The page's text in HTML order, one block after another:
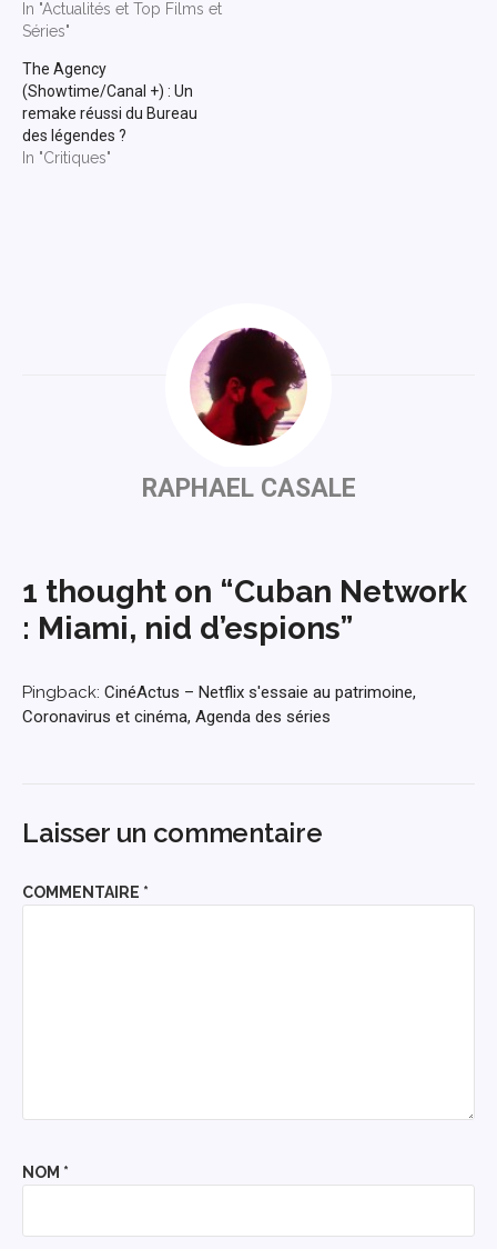
In "Actualités et Top Films et
Séries"
The Agency
(Showtime/Canal +) : Un
remake réussi du Bureau
des légendes ?
In "Critiques"
RAPHAEL CASALE
1 thought on “Cuban Network
: Miami, nid d’espions”
Pingback: CinéActus – Netflix s'essaie au patrimoine,
Coronavirus et cinéma, Agenda des séries
Laisser un commentaire
COMMENTAIRE *
NOM *